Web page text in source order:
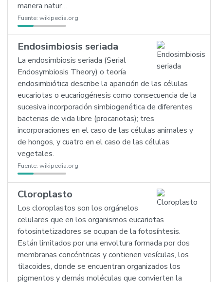
manera natur…
Fuente: wikipedia.org
Endosimbiosis seriada
La endosimbiosis seriada (Serial
Endosymbiosis Theory) o teoría
endosimbiótica describe la aparición de las células
eucariotas o eucariogénesis como consecuencia de la
sucesiva incorporación simbiogenética de diferentes
bacterias de vida libre (procariotas); tres
incorporaciones en el caso de las células animales y
de hongos, y cuatro en el caso de las células
vegetales.
Fuente: wikipedia.org
Cloroplasto
Los cloroplastos son los orgánelos
celulares que en los organismos eucariotas
fotosintetizadores se ocupan de la fotosíntesis.
Están limitados por una envoltura formada por dos
membranas concéntricas y contienen vesículas, los
tilacoides, donde se encuentran organizados los
pigmentos y demás moléculas que convierten la